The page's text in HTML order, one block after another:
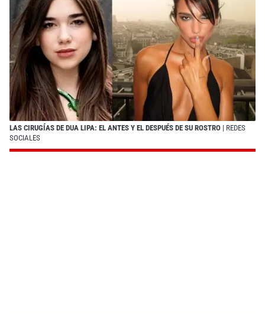
LAS CIRUGÍAS DE DUA LIPA: EL ANTES Y EL DESPUÉS DE SU ROSTRO | REDES
SOCIALES